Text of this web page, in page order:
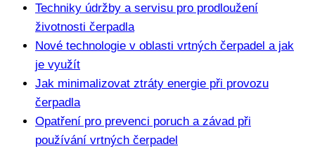
Techniky údržby a servisu pro prodloužení
životnosti čerpadla
Nové technologie v oblasti vrtných čerpadel a jak
je využít
Jak minimalizovat ztráty energie při provozu
čerpadla
Opatření pro prevenci poruch a závad při
používání vrtných čerpadel